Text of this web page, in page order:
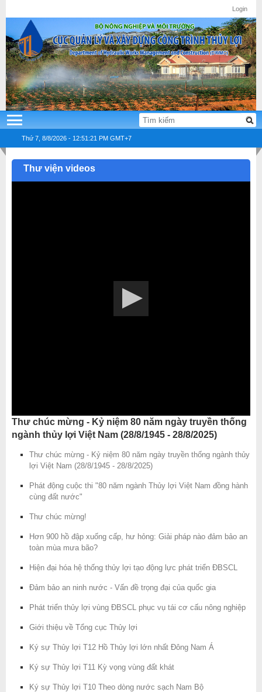
Login
Thứ 7, 8/8/2026 - 12:51:21 PM GMT+7
Thư viện videos
Thư chúc mừng - Kỷ niệm 80 năm ngày truyền thống
ngành thủy lợi Việt Nam (28/8/1945 - 28/8/2025)
Thư chúc mừng - Kỷ niệm 80 năm ngày truyền thống ngành thủy
lợi Việt Nam (28/8/1945 - 28/8/2025)
Phát động cuộc thi "80 năm ngành Thủy lợi Việt Nam đồng hành
cùng đất nước"
Thư chúc mừng!
Hơn 900 hồ đập xuống cấp, hư hỏng: Giải pháp nào đảm bảo an
toàn mùa mưa bão?
Hiện đại hóa hệ thống thủy lợi tạo động lực phát triển ĐBSCL
Đảm bảo an ninh nước - Vấn đề trọng đại của quốc gia
Phát triển thủy lợi vùng ĐBSCL phục vụ tái cơ cấu nông nghiệp
Giới thiệu về Tổng cục Thủy lợi
Ký sự Thủy lợi T12 Hồ Thủy lợi lớn nhất Đông Nam Á
Ký sự Thủy lợi T11 Kỳ vọng vùng đất khát
Ký sự Thủy lợi T10 Theo dòng nước sạch Nam Bộ